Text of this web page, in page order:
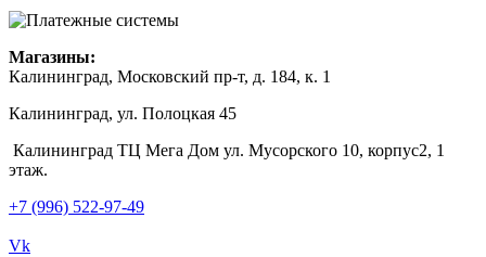
Магазины:
Калининград, Московский пр-т, д. 184, к. 1
Калининград, ул. Полоцкая 45
Калининград ТЦ Мега Дом ул. Мусорского 10, корпус2, 1
этаж.
+7 (996) 522-97-49
Vk